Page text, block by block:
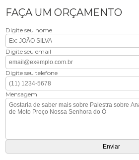
FAÇA UM ORÇAMENTO
Digite seu nome
Digite seu email
Digite seu telefone
Mensagem